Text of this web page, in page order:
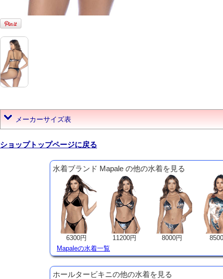
メーカーサイズ表
ショップトップページに戻る
水着ブランド Mapale の他の水着を見る
6300円 11200円 8000円
Mapaleの水着一覧
ホールタービキニの他の水着を見る